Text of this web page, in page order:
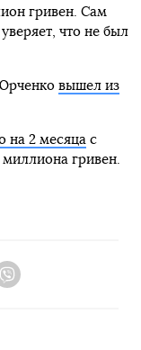
гривен. Сам
что не был
вышел из
на 2 месяца с
гривен.